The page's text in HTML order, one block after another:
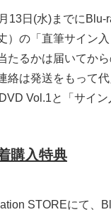
13日(水)までに
）の「直筆サイン
たるかは届いてから
絡は発送をもって
Vol.1と「サイ
購入特典
STOREにて、